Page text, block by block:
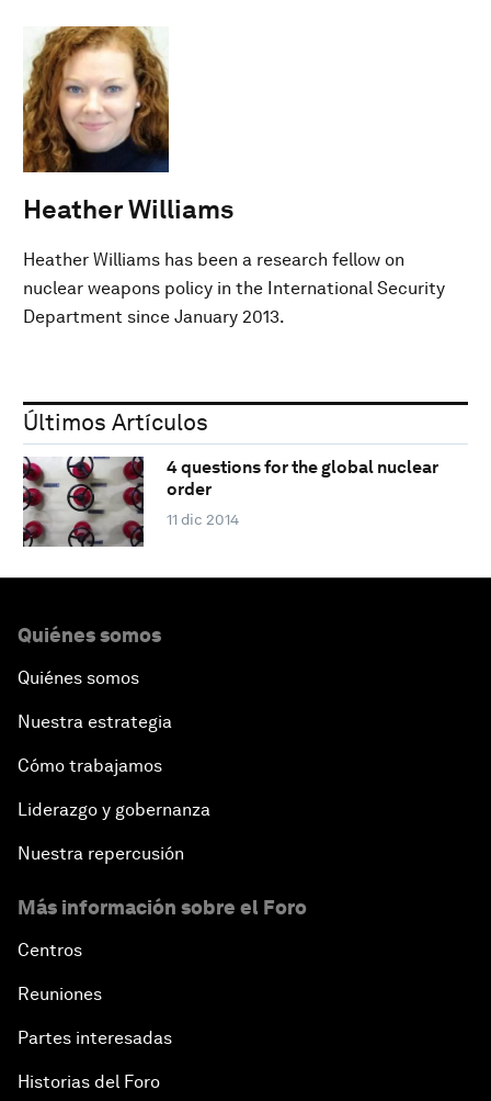
Heather Williams
Heather Williams has been a research fellow on
nuclear weapons policy in the International Security
Department since January 2013.
Últimos Artículos
4 questions for the global nuclear
order
11 dic 2014
Quiénes somos
Quiénes somos
Nuestra estrategia
Cómo trabajamos
Liderazgo y gobernanza
Nuestra repercusión
Más información sobre el Foro
Centros
Reuniones
Partes interesadas
Historias del Foro